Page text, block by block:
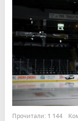
Прочитали: 1 144